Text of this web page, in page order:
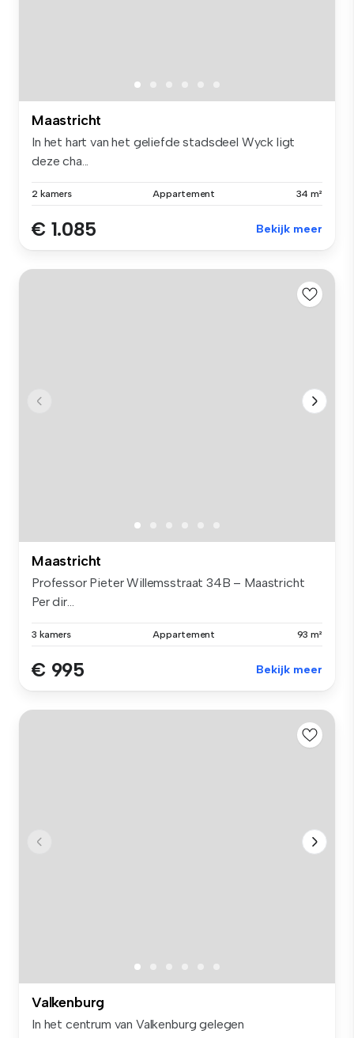
Maastricht
In het hart van het geliefde stadsdeel Wyck ligt
deze cha...
2 kamers Appartement 34 m²
€ 1.085 Bekijk meer
Maastricht
Professor Pieter Willemsstraat 34B – Maastricht
Per dir...
3 kamers Appartement 93 m²
€ 995 Bekijk meer
Valkenburg
In het centrum van Valkenburg gelegen